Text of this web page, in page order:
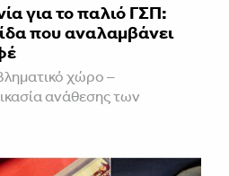
για το παλιό ΓΣΠ:
που αναλαμβάνει
χώρο –
ανάθεσης των